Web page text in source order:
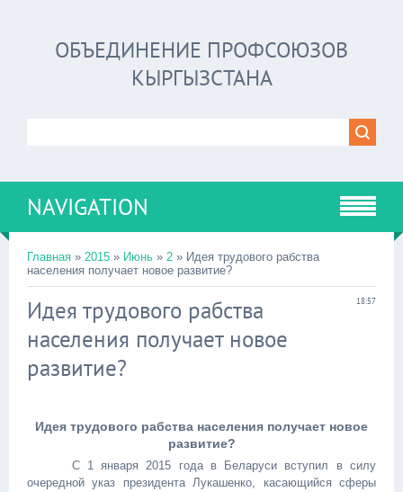
ОБЪЕДИНЕНИЕ ПРОФСОЮЗОВ
КЫРГЫЗСТАНА
NAVIGATION
Главная » 2015 » Июнь » 2 » Идея трудового рабства
населения получает новое развитие?
18:57
Идея трудового рабства
населения получает новое
развитие?
Идея трудового рабства населения получает новое
развитие?
С 1 января 2015 года в Беларуси вступил в силу
очередной указ президента Лукашенко, касающийся сферы